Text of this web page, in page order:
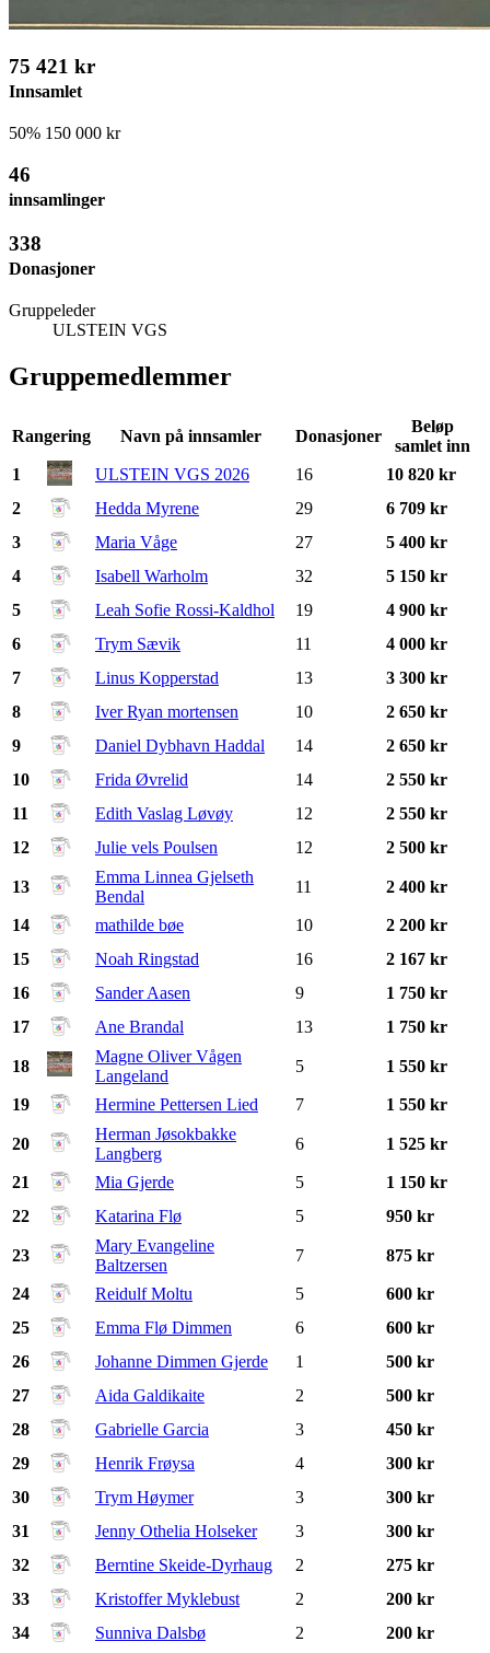
75 421 kr
Innsamlet
50% 150 000 kr
46
innsamlinger
338
Donasjoner
Gruppeleder
ULSTEIN VGS
Gruppemedlemmer
Rangering Navn på innsamler Donasjoner
Beløp
samlet inn
1
ULSTEIN VGS 2026 16
10 820 kr
2
Hedda Myrene 29
6 709 kr
3
Maria Våge 27
5 400 kr
4
Isabell Warholm 32
5 150 kr
5
Leah Sofie Rossi-Kaldhol 19
4 900 kr
6
Trym Sævik 11
4 000 kr
7
Linus Kopperstad 13
3 300 kr
8
Iver Ryan mortensen 10
2 650 kr
9
Daniel Dybhavn Haddal 14
2 650 kr
10
Frida Øvrelid 14
2 550 kr
11
Edith Vaslag Løvøy 12
2 550 kr
12
Julie vels Poulsen 12 2 500 kr
13
Emma Linnea Gjelseth
Bendal
11 2 400 kr
14 mathilde bøe 10
2 200 kr
15
Noah Ringstad 16
2 167 kr
16
Sander Aasen 9
1 750 kr
17
Ane Brandal 13 1 750 kr
18
Magne Oliver Vågen
Langeland
5 1 550 kr
19 Hermine Pettersen Lied 7 1 550 kr
20
Herman Jøsokbakke
Langberg
6 1 525 kr
21 Mia Gjerde 5
1 150 kr
22
Katarina Flø 5 950 kr
23
Mary Evangeline
Baltzersen
7 875 kr
24 Reidulf Moltu 5
600 kr
25
Emma Flø Dimmen 6
600 kr
26
Johanne Dimmen Gjerde 1
500 kr
27
Aida Galdikaite 2
500 kr
28
Gabrielle Garcia 3
450 kr
29
Henrik Frøysa 4
300 kr
30
Trym Høymer 3
300 kr
31
Jenny Othelia Holseker 3
300 kr
32
Berntine Skeide-Dyrhaug 2
275 kr
33
Kristoffer Myklebust 2
200 kr
34
Sunniva Dalsbø 2 200 kr